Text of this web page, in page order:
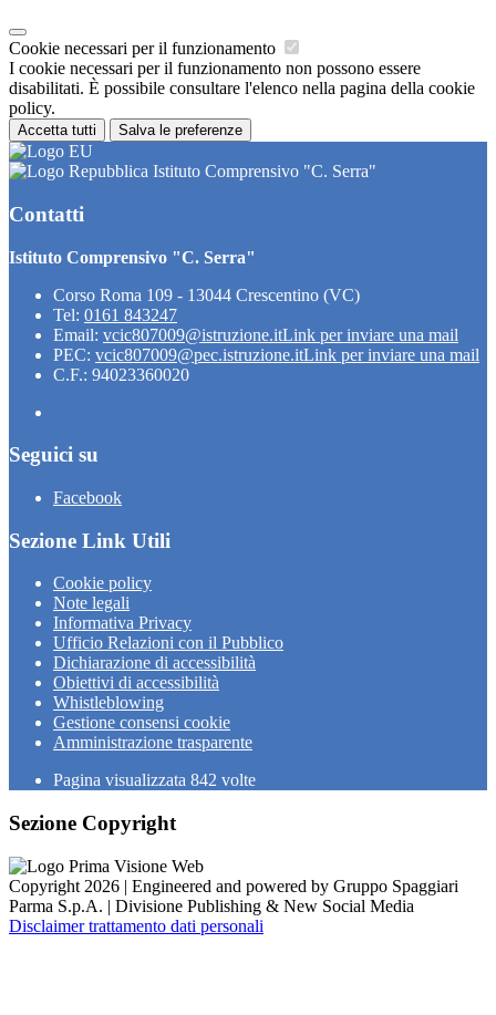
Cookie necessari per il funzionamento
I cookie necessari per il funzionamento non possono essere
disabilitati. È possibile consultare l'elenco nella pagina della cookie
policy.
Accetta tutti Salva le preferenze
Istituto Comprensivo "C. Serra"
Contatti
Istituto Comprensivo "C. Serra"
Corso Roma 109 - 13044 Crescentino (VC)
Tel: 0161 843247
Email: vcic807009@istruzione.itLink per inviare una mail
PEC: vcic807009@pec.istruzione.itLink per inviare una mail
C.F.: 94023360020
Seguici su
Facebook
Sezione Link Utili
Cookie policy
Note legali
Informativa Privacy
Ufficio Relazioni con il Pubblico
Dichiarazione di accessibilità
Obiettivi di accessibilità
Whistleblowing
Gestione consensi cookie
Amministrazione trasparente
Pagina visualizzata 842 volte
Sezione Copyright
Copyright 2026 | Engineered and powered by Gruppo Spaggiari
Parma S.p.A. | Divisione Publishing & New Social Media
Disclaimer trattamento dati personali